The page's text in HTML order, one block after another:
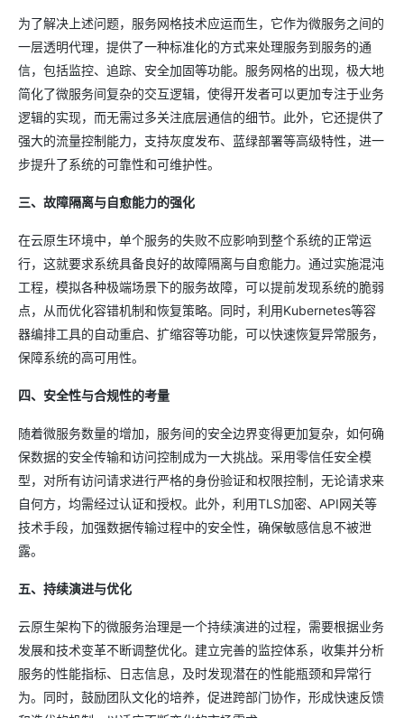
为了解决上述问题，服务网格技术应运而生，它作为微服务之间的
一层透明代理，提供了一种标准化的方式来处理服务到服务的通
信，包括监控、追踪、安全加固等功能。服务网格的出现，极大地
简化了微服务间复杂的交互逻辑，使得开发者可以更加专注于业务
逻辑的实现，而无需过多关注底层通信的细节。此外，它还提供了
强大的流量控制能力，支持灰度发布、蓝绿部署等高级特性，进一
步提升了系统的可靠性和可维护性。
三、故障隔离与自愈能力的强化
在云原生环境中，单个服务的失败不应影响到整个系统的正常运
行，这就要求系统具备良好的故障隔离与自愈能力。通过实施混沌
工程，模拟各种极端场景下的服务故障，可以提前发现系统的脆弱
点，从而优化容错机制和恢复策略。同时，利用Kubernetes等容
器编排工具的自动重启、扩缩容等功能，可以快速恢复异常服务，
保障系统的高可用性。
四、安全性与合规性的考量
随着微服务数量的增加，服务间的安全边界变得更加复杂，如何确
保数据的安全传输和访问控制成为一大挑战。采用零信任安全模
型，对所有访问请求进行严格的身份验证和权限控制，无论请求来
自何方，均需经过认证和授权。此外，利用TLS加密、API网关等
技术手段，加强数据传输过程中的安全性，确保敏感信息不被泄
露。
五、持续演进与优化
云原生架构下的微服务治理是一个持续演进的过程，需要根据业务
发展和技术变革不断调整优化。建立完善的监控体系，收集并分析
服务的性能指标、日志信息，及时发现潜在的性能瓶颈和异常行
为。同时，鼓励团队文化的培养，促进跨部门协作，形成快速反馈